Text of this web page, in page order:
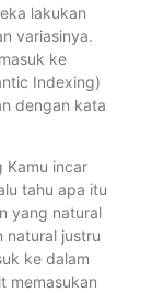
lakukan
variasinya.
ke
Indexing)
dengan kata
Kamu incar
tahu apa itu
yang natural
natural justru
ke dalam
memasukan